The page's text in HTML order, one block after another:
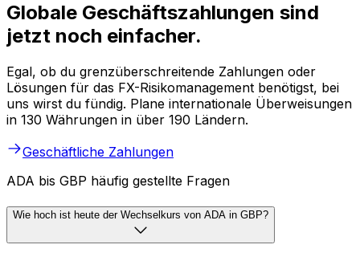
Globale Geschäftszahlungen sind
jetzt noch einfacher.
Egal, ob du grenzüberschreitende Zahlungen oder
Lösungen für das FX-Risikomanagement benötigst, bei
uns wirst du fündig. Plane internationale Überweisungen
in 130 Währungen in über 190 Ländern.
Geschäftliche Zahlungen
ADA bis GBP häufig gestellte Fragen
Wie hoch ist heute der Wechselkurs von ADA in GBP?